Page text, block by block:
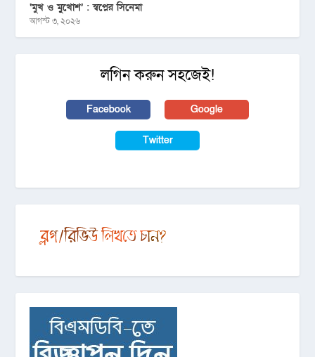
‘মুখ ও মু্খোশ’ : স্বপ্নের সিনেমা
আগস্ট ৩, ২০২৬
লগিন করুন সহজেই!
Facebook Google
Twitter